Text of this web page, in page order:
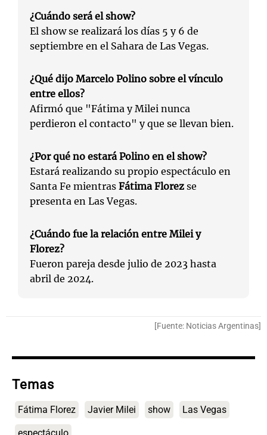
¿Cuándo será el show?
El show se realizará los días 5 y 6 de
septiembre en el Sahara de Las Vegas.
¿Qué dijo Marcelo Polino sobre el vínculo
entre ellos?
Afirmó que "Fátima y Milei nunca
perdieron el contacto" y que se llevan bien.
¿Por qué no estará Polino en el show?
Estará realizando su propio espectáculo en
Santa Fe mientras Fátima Florez se
presenta en Las Vegas.
¿Cuándo fue la relación entre Milei y
Florez?
Fueron pareja desde julio de 2023 hasta
abril de 2024.
[Fuente: Noticias Argentinas]
Temas
Fátima Florez Javier Milei show Las Vegas